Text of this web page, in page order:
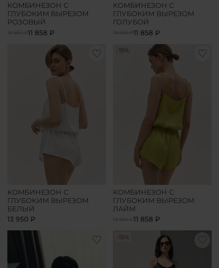
КОМБИНЕЗОН С
ГЛУБОКИМ ВЫРЕЗОМ
РОЗОВЫЙ
13 950 ₽11 858 ₽
КОМБИНЕЗОН С
ГЛУБОКИМ ВЫРЕЗОМ
ГОЛУБОЙ
13 950 ₽11 858 ₽
КОМБИНЕЗОН С
ГЛУБОКИМ ВЫРЕЗОМ
БЕЛЫЙ
13 950 ₽
-15%
КОМБИНЕЗОН С
ГЛУБОКИМ ВЫРЕЗОМ
ЛАЙМ
13 950 ₽11 858 ₽
-15%